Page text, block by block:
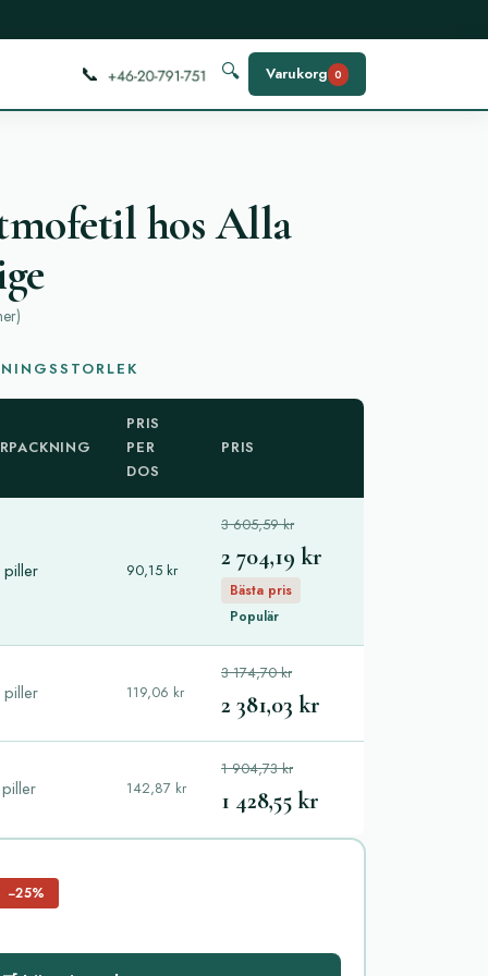
📞 🔍 Varukorg 0
hos Alla
)
PRIS
PER
DOS
PRIS
90,15 kr
3 605,59 kr
2 704,19 kr
Bästa pris
Populär
119,06 kr
3 174,70 kr
2 381,03 kr
142,87 kr
1 904,73 kr
1 428,55 kr
−25%